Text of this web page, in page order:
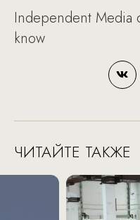
Independent Media
know
ЧИТАЙТЕ ТАКЖЕ